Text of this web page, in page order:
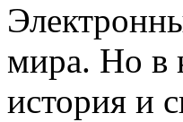
мира. Но в
история и